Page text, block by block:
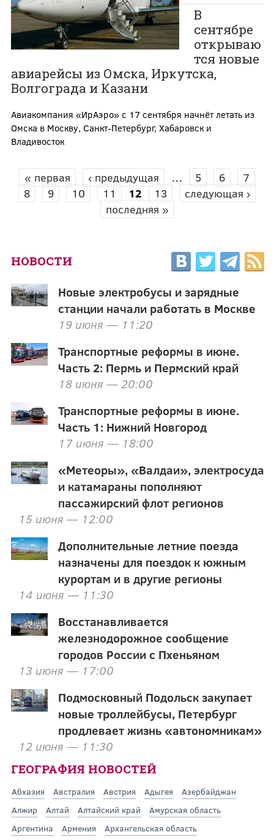
В
сентябре
открываю
тся новые
авиарейсы из Омска, Иркутска,
Волгограда и Казани
Авиакомпания «ИрАэро» с 17 сентября начнёт летать из
Омска в Москву, Санкт-Петербург, Хабаровск и
Владивосток
СТРАНИЦЫ
« первая ‹ предыдущая … 5 6
7
8
9 10 11 12 13
следующая ›
последняя »
НОВОСТИ
Новые электробусы и зарядные
станции начали работать в Москве
19 июня — 11:20
Транспортные реформы в июне.
Часть 2: Пермь и Пермский край
18 июня — 20:00
Транспортные реформы в июне.
Часть 1: Нижний Новгород
17 июня — 18:00
«Метеоры», «Валдаи», электросуда
и катамараны пополняют
пассажирский флот регионов
15 июня — 12:00
Дополнительные летние поезда
назначены для поездок к южным
курортам и в другие регионы
14 июня — 11:30
Восстанавливается
железнодорожное сообщение
городов России с Пхеньяном
13 июня — 17:00
Подмосковный Подольск закупает
новые троллейбусы, Петербург
продлевает жизнь «автономникам»
12 июня — 11:30
ГЕОГРАФИЯ НОВОСТЕЙ
Абхазия Австралия Австрия Адыгея
Азербайджан
Алжир
Алтай Алтайский край
Амурская область
Аргентина
Армения
Архангельская область